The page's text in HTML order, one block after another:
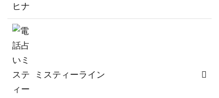
ミスティーライン